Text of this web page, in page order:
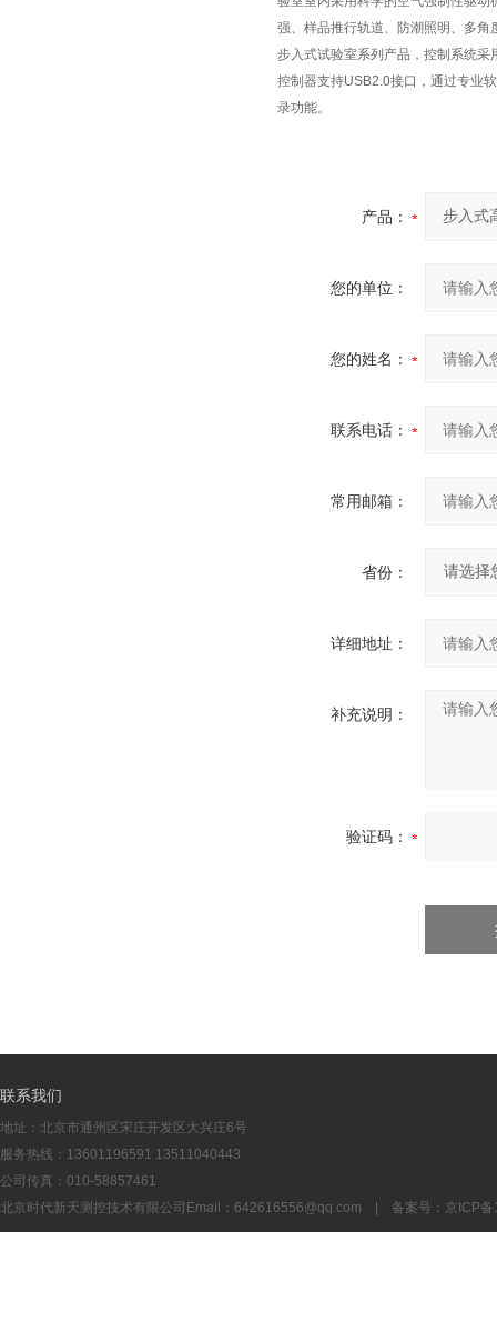
强、样品推行轨道、防潮照明、多
步入式试验室系列产品，控制系统
控制器支持USB2.0接口，通过专业
录功能。
产品：
您的单位：
您的姓名：
联系电话：
常用邮箱：
省份：
详细地址：
补充说明：
验证码：
联系我们
地址：北京市通州区宋庄开发区大兴庄6号
服务热线：13601196591 13511040443
公司传真：010-58857461
北京时代新天测控技术有限公司Email： 642616556@qq.com | 备案号： 京ICP